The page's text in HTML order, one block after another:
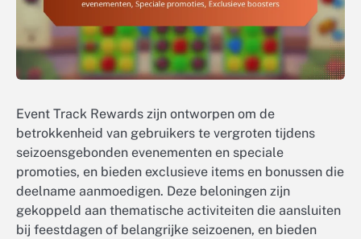
Event Track Rewards zijn ontworpen om de
betrokkenheid van gebruikers te vergroten tijdens
seizoensgebonden evenementen en speciale
promoties, en bieden exclusieve items en bonussen die
deelname aanmoedigen. Deze beloningen zijn
gekoppeld aan thematische activiteiten die aansluiten
bij feestdagen of belangrijke seizoenen, en bieden